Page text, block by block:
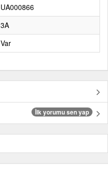
UA000866
3A
Var
İlk yorumu sen yap